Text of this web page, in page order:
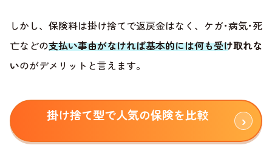
しかし、保険料は掛け捨てで返戻金はなく、ケガ･病気･死
亡などの支払い事由がなければ基本的には何も受け取れな
いのがデメリットと言えます。
掛け捨て型で人気の保険を比較